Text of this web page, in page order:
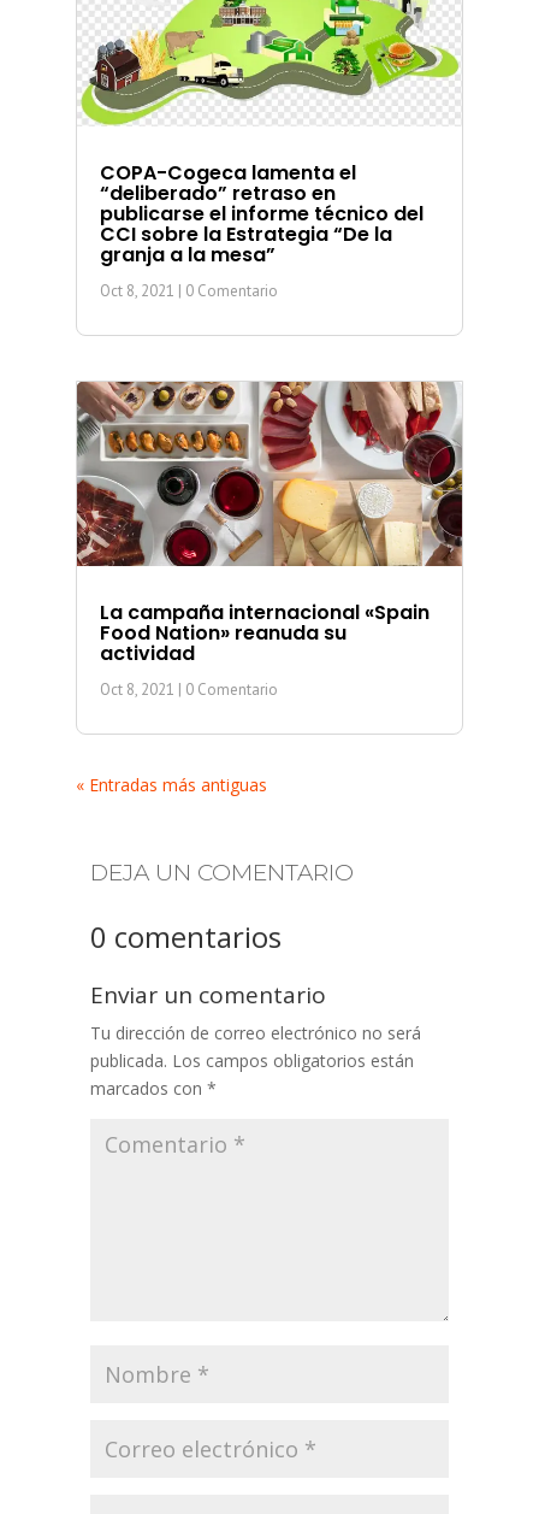
COPA-Cogeca lamenta el
“deliberado” retraso en
publicarse el informe técnico del
CCI sobre la Estrategia “De la
granja a la mesa”
Oct 8, 2021 | 0 Comentario
La campaña internacional «Spain
Food Nation» reanuda su
actividad
Oct 8, 2021 | 0 Comentario
« Entradas más antiguas
DEJA UN COMENTARIO
0 comentarios
Enviar un comentario
Tu dirección de correo electrónico no será
publicada. Los campos obligatorios están
marcados con *